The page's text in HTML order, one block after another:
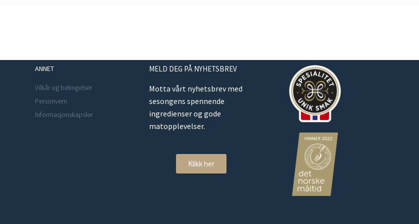
ANNET
Vilkår og betingelser
Personvern
Informasjonskapsler
MELD DEG PÅ NYHETSBREV
Motta vårt nyhetsbrev med
sesongens spennende
ingredienser og gode
matopplevelser.
Klikk her